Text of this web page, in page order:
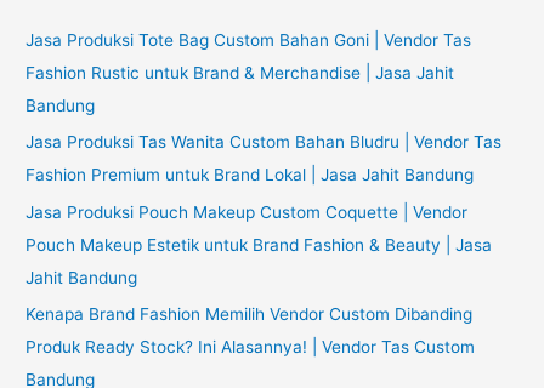
h
f
o
:
Jasa Produksi Tote Bag Custom Bahan Goni | Vendor Tas
Fashion Rustic untuk Brand & Merchandise | Jasa Jahit
Bandung
Jasa Produksi Tas Wanita Custom Bahan Bludru | Vendor Tas
Fashion Premium untuk Brand Lokal | Jasa Jahit Bandung
Jasa Produksi Pouch Makeup Custom Coquette | Vendor
Pouch Makeup Estetik untuk Brand Fashion & Beauty | Jasa
Jahit Bandung
Kenapa Brand Fashion Memilih Vendor Custom Dibanding
Produk Ready Stock? Ini Alasannya! | Vendor Tas Custom
Bandung